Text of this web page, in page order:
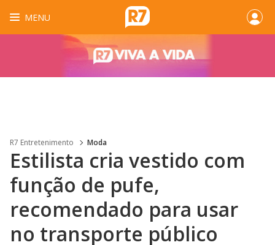
MENU
R7 Entretenimento Moda
Estilista cria vestido com
função de pufe,
recomendado para usar
no transporte público